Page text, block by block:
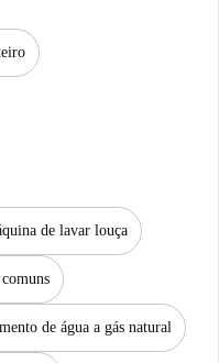
de lavar louça
de água a gás natural